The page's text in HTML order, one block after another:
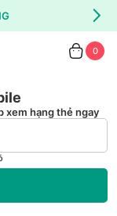
0
xem hạng thẻ ngay